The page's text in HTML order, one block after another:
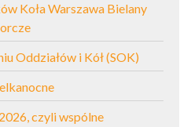
Koła Warszawa Bielany
Oddziałów i Kół (SOK)
czyli wspólne